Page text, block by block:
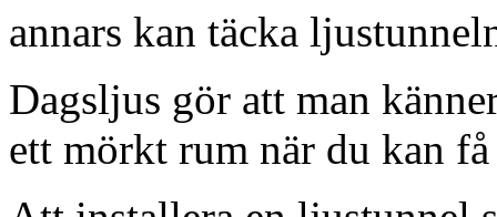
annars kan täcka
Dagsljus gör att man
ett mörkt rum när du kan